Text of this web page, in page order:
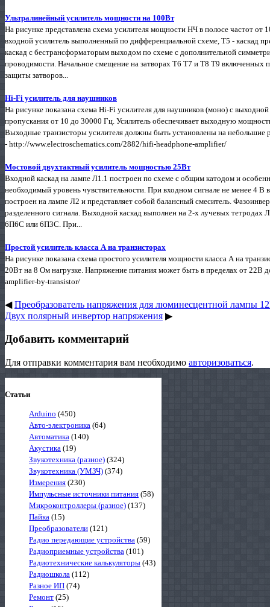
Ультралинейный усилитель мощности на 100Вт
На рисунке представлена схема усилителя мощности НЧ в полосе частот
входной усилитель выполненный по дифференциальной схеме, Т5 - каскад
каскад с бестрансформаторым выходом по схеме с дополнительной
проводимости. Начальное смещение на затворах Т6 Т7 и Т8 Т9 включенных
защиты затворов...
Hi-Fi усилитель для наушников
На рисунке показана схема Hi-Fi усилителя для наушников (моно) с
пропускания от 10 до 30000 Гц. Усилитель обеспечивает выходную
Выходные транзисторы усилителя должны быть установлены на небольшие
- http://www.electroschematics.com/2882/hifi-headphone-amplifier/
Мостовой двухтактный усилитель мощностью 25Вт
Входной каскад на лампе Л1.1 построен по схеме с общим катодом и
необходимый уровень чувствительности. При входном сигнале не менее 4
построен на лампе Л2 и представляет собой балансный смеситель.
разделенного сигнала. Выходной каскад выполнен на 2-х лучевых
6П6С или 6П3С. При...
Простой усилитель класса А на транзисторах
На рисунке показана схема простого усилителя мощности класса А на
20Вт на 8 Ом нагрузке. Напряжение питания может быть в пределах от
amplifier-by-transistor/
◀Преобразователь напряжения для люминесцентной лампы
Двух полярный инвертор напряжения ▶
Добавить комментарий
Для отправки комментария вам необходимо авторизоваться.
Статьи
Arduino (450)
Авто-электроника (64)
Автоматика (140)
Акустика (19)
Звукотехника (разное) (324)
Звукотехника (УМЗЧ) (374)
Измерения (230)
Импульсные источники питания (58)
Микроконтроллеры (разное) (137)
Пайка (15)
Преобразователи (121)
Радио передающие устройства (59)
Радиоприемные устройства (101)
Радиотехнические калькуляторы (43)
Радиошкола (112)
Разное ИП (74)
Ремонт (25)